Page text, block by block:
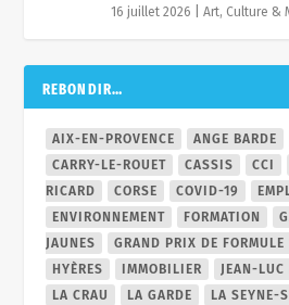
16 juillet 2026 |Art, Culture &
REBONDIR…
AIX-EN-PROVENCE ANGE BARDE
CARRY-LE-ROUET
CASSIS CCI
RICARD
CORSE COVID-19
ENVIRONNEMENT
FORMATION
JAUNES
GRAND PRIX DE FORMULE
HYÈRES
IMMOBILIER JEAN-
LA CRAU
LA GARDE LA SEYNE-